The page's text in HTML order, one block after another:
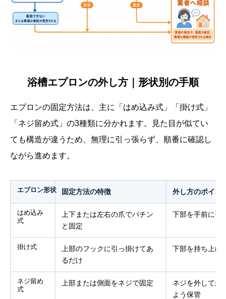
浴槽エプロンの外し方｜形状別の手順
エプロンの固定方法は、主に「はめ込み式」「掛け式」
「ネジ留め式」の3種類に分かれます。見た目が似てい
ても構造が違うため、無理に引っ張らず、順番に確認し
ながら進めます。
エプロン形状 固定方法の特徴 外し方のポイン
はめ込み
式
上下または左右の爪でパチン
と固定
下部を手前に引
掛け式
上部のフックに引っ掛けてあ
るだけ
下部を持ち上げ
ネジ留め
式
上部または側面をネジで固定
ネジを外してか
よう保管